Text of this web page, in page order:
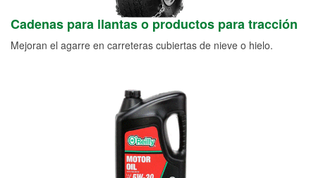
Cadenas para llantas o productos para tracción
Mejoran el agarre en carreteras cubiertas de nieve o hielo.